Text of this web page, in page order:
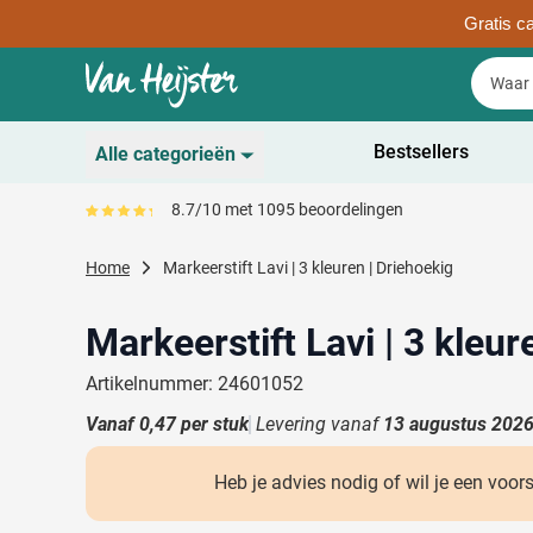
Gratis
Ga naar de inhoud Zoek
Zoek
Alle categorieën
Duurzaam
Toon submenu voor
Toon submenu voor
Kantoorartikelen
Gadgets & Weggevers
Toon submenu voor
Tassen
Toon submenu voor
Toon submenu voor
Bestsellers
Gemiddeld reviewpercentage is 87
8.7/10 met 1095 beoordelingen
Home Markeerstift Lavi | 3 kleuren | Driehoekig
Markeerstift Lavi | 3
Artikelnummer: 24601052
Vanaf0,47per stuk Levering vanaf 13 augustus 2026
Heb je advies nodig of wil je een